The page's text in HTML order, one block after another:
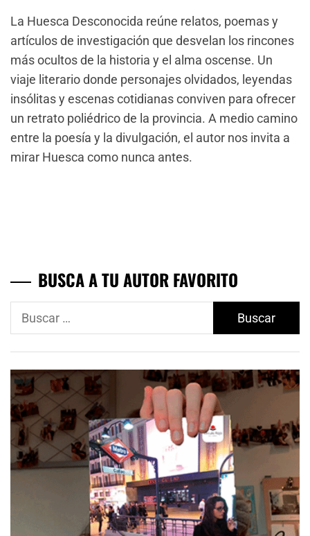
La Huesca Desconocida reúne relatos, poemas y
artículos de investigación que desvelan los rincones
más ocultos de la historia y el alma oscense. Un
viaje literario donde personajes olvidados, leyendas
insólitas y escenas cotidianas conviven para ofrecer
un retrato poliédrico de la provincia. A medio camino
entre la poesía y la divulgación, el autor nos invita a
mirar Huesca como nunca antes.
BUSCA A TU AUTOR FAVORITO
Buscar: